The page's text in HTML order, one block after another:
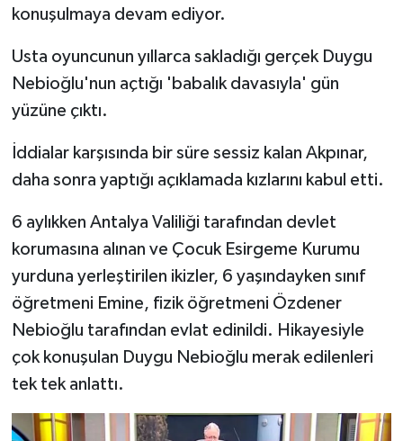
konuşulmaya devam ediyor.
Usta oyuncunun yıllarca sakladığı gerçek Duygu
Nebioğlu'nun açtığı 'babalık davasıyla' gün
yüzüne çıktı.
İddialar karşısında bir süre sessiz kalan Akpınar,
daha sonra yaptığı açıklamada kızlarını kabul etti.
6 aylıkken Antalya Valiliği tarafından devlet
korumasına alınan ve Çocuk Esirgeme Kurumu
yurduna yerleştirilen ikizler, 6 yaşındayken sınıf
öğretmeni Emine, fizik öğretmeni Özdener
Nebioğlu tarafından evlat edinildi. Hikayesiyle
çok konuşulan Duygu Nebioğlu merak edilenleri
tek tek anlattı.